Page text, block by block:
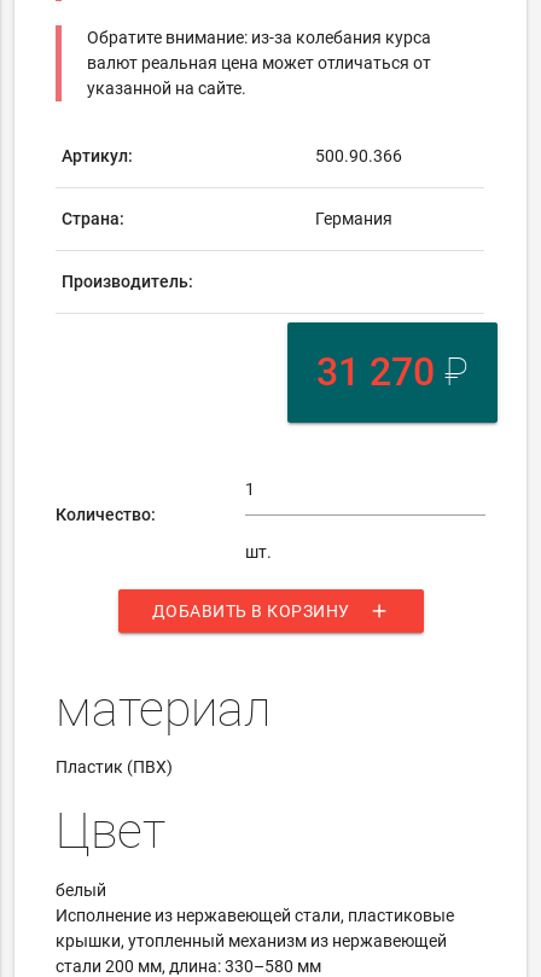
Обратите внимание: из-за колебания курса
валют реальная цена может отличаться от
указанной на сайте.
Артикул: 500.90.366
Страна: Германия
Производитель:
31 270 ₽
Количество:
шт.
ДОБАВИТЬ В КОРЗИНУ add
материал
Пластик (ПВХ)
Цвет
белый
Исполнение из нержавеющей стали, пластиковые
крышки, утопленный механизм из нержавеющей
стали 200 мм, длина: 330–580 мм